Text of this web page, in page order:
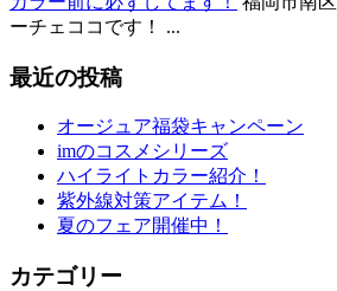
ーチェココです！ ...
最近の投稿
オージュア福袋キャンペーン
imのコスメシリーズ
ハイライトカラー紹介！
紫外線対策アイテム！
夏のフェア開催中！
カテゴリー